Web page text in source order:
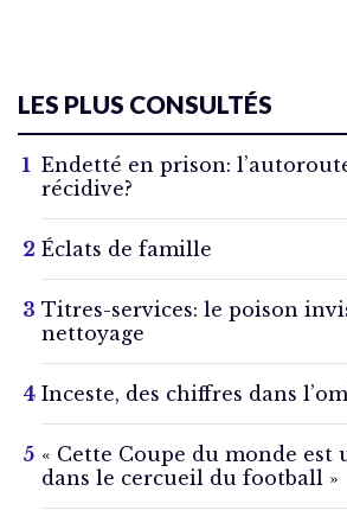
LES PLUS CONSULTÉS
Endetté en prison:
récidive?
Éclats de famille
Titres-services: le poison
nettoyage
Inceste, des chiffres dans
« Cette Coupe du monde est
dans le cercueil du football »